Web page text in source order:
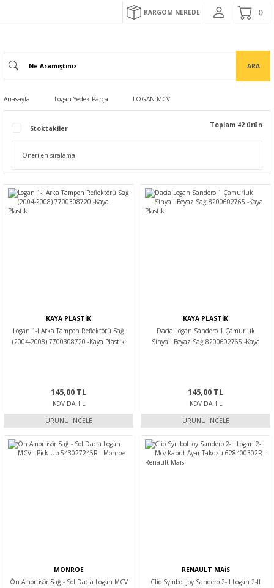
KARGOM NEREDE
ARA
Anasayfa Logan Yedek Parça LOGAN MCV
Stoktakiler Toplam 42 ürün
KAYA PLASTİK
Logan 1-I Arka Tampon Reflektörü Sağ
(2004-2008) 7700308720 -Kaya Plastik
145,00 TL
KDV DAHIL
ÜRÜNÜ İNCELE
KAYA PLASTİK
Dacia Logan Sandero 1 Çamurluk
Sinyali Beyaz Sağ 8200602765 -Kaya
145,00 TL
KDV DAHIL
ÜRÜNÜ İNCELE
MONROE
Ön Amortisör Sağ - Sol Dacia Logan MCV
RENAULT MAİS
Clio Symbol Joy Sandero 2-II Logan 2-II